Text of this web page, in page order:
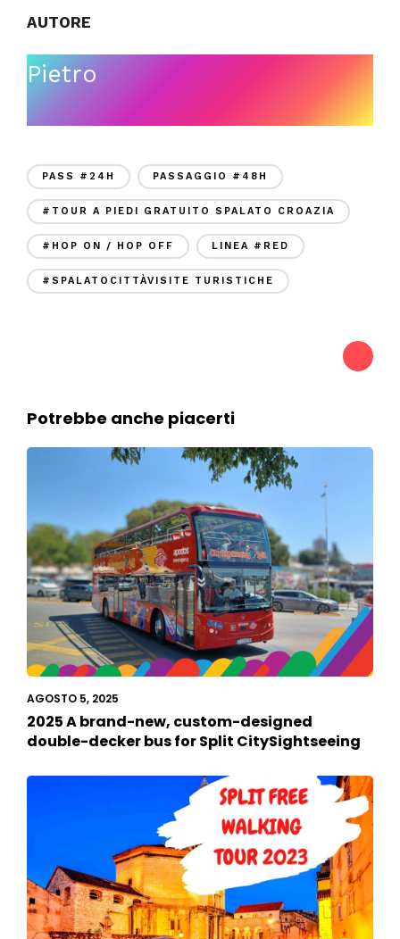
AUTORE
Pietro
PASS #24H PASSAGGIO #48H
#TOUR A PIEDI GRATUITO SPALATO CROAZIA
#HOP ON / HOP OFF LINEA #RED
#SPALATOCITTÀVISITE TURISTICHE
Potrebbe anche piacerti
AGOSTO 5, 2025
2025 A brand-new, custom-designed
double-decker bus for Split CitySightseeing